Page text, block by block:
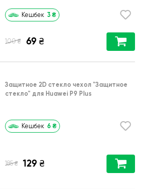
Кешбек 3 ₴
100 ₴ 69 ₴
Защитное 2D стекло чехол "Защитное
стекло" для Huawei P9 Plus
Кешбек 6 ₴
185 ₴ 129 ₴